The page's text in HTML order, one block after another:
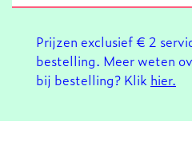
Prijzen exclusief € 2
bestelling. Meer weten
bij bestelling? Klik hier.